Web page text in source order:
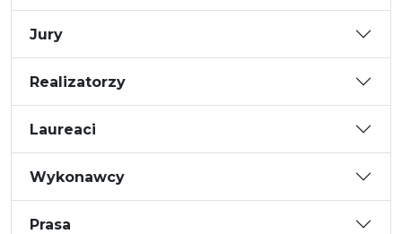
Jury
Realizatorzy
Laureaci
Wykonawcy
Prasa